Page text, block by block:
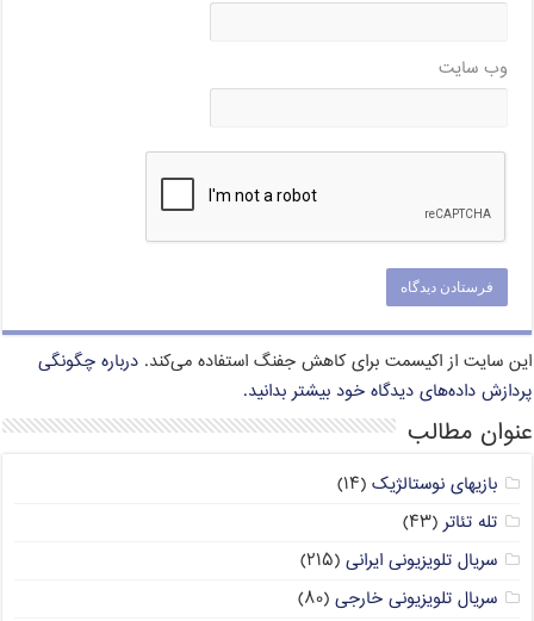
وب‌ سایت
این سایت از اکیسمت برای کاهش جفنگ استفاده می‌کند.درباره چگونگی
پردازش داده‌های دیدگاه خود بیشتر بدانید.
عنوان مطالب
بازیهای نوستالژیک (۱۴)
تله تئاتر(۴۳)
سریال تلویزیونی ایرانی (۲۱۵)
سریال تلویزیونی خارجی (۸۰)